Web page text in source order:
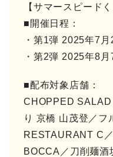
【サマースピードく
■開催日程：
・第1弾 2025年7
・第2弾 2025年8
■配布対象店舗：
CHOPPED SALAD
り 京橋 山茂登／
RESTAURANT C
BOCCA／刀削麺酒